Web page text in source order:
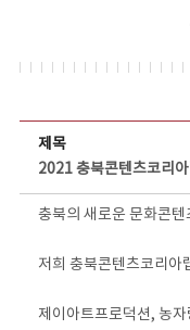
제목
2021 충북콘텐츠코리
충북의 새로운 문화콘텐
저희 충북콘텐츠코리아
제이아트프로덕션, 농